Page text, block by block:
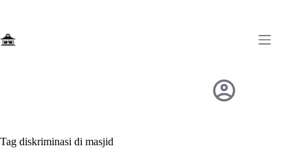
Tag diskriminasi di masjid